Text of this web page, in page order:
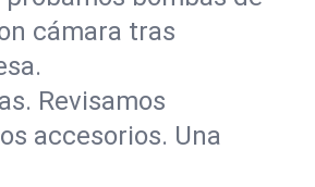
cámara tras
Revisamos
accesorios. Una